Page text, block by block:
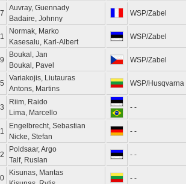
Auvray, Guennady
Badaire, Johnny
WSP/Zabel
Normak, Marko
Kasesalu, Karl-Albert
WSP/Zabel
Boukal, Jan
Boukal, Pavel
WSP/Zabel
Variakojis, Liutauras
Antons, Martins
WSP/Husqvarna
Riim, Raido
Lima, Marcello
- -
Engelbrecht, Sebastian
Nicke, Stefan
- -
Poldsaar, Argo
Talf, Ruslan
- -
Kisunas, Mantas
- -